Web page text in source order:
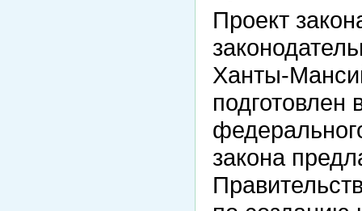
Проект
Ханты-
подготовлен
закона